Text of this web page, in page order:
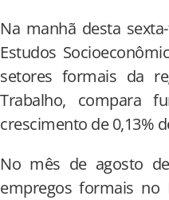
Na manhã desta
Estudos
setores formais da
Trabalho, compara
crescimento de 0,13%
No mês de agosto
empregos formais